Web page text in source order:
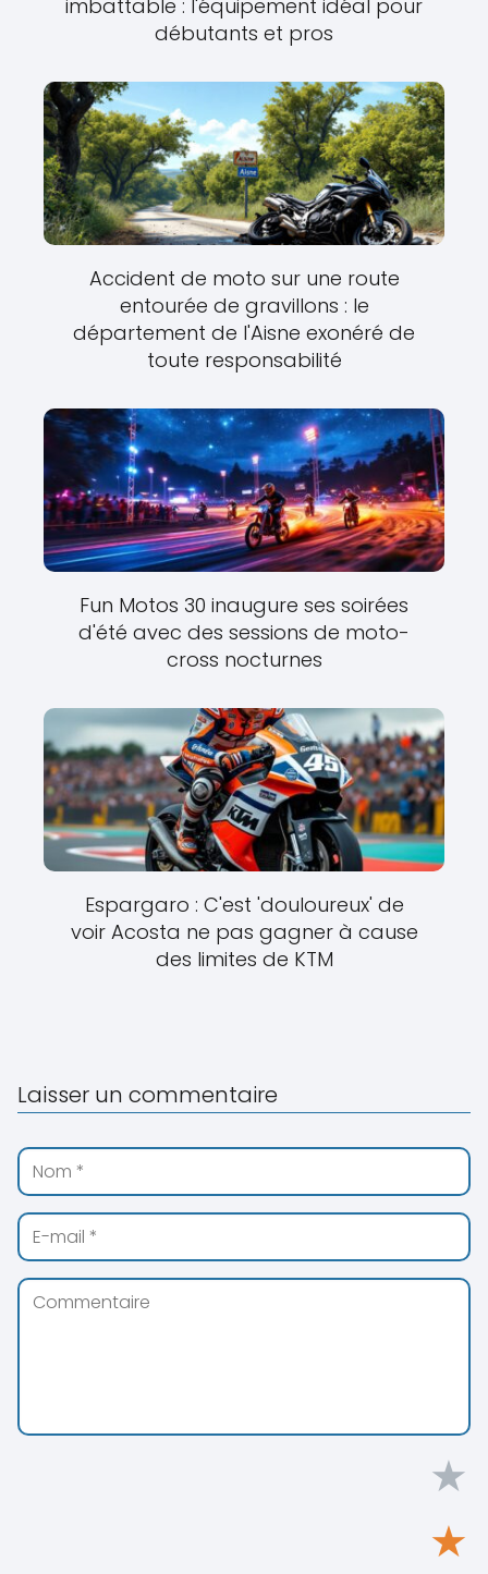
imbattable : l'équipement idéal pour
débutants et pros
Accident de moto sur une route
entourée de gravillons : le
département de l'Aisne exonéré de
toute responsabilité
Fun Motos 30 inaugure ses soirées
d'été avec des sessions de moto-
cross nocturnes
Espargaro : C'est 'douloureux' de
voir Acosta ne pas gagner à cause
des limites de KTM
Laisser un commentaire
★
★